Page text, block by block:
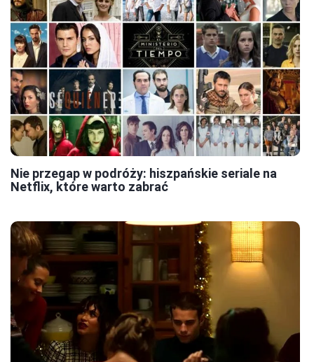
Nie przegap w podróży: hiszpańskie seriale na
Netflix, które warto zabrać